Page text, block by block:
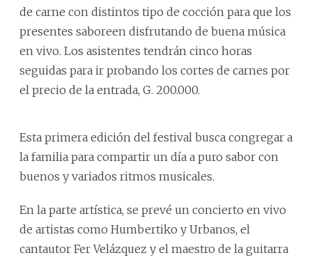
de carne con distintos tipo de cocción para que los
presentes saboreen disfrutando de buena música
en vivo. Los asistentes tendrán cinco horas
seguidas para ir probando los cortes de carnes por
el precio de la entrada, G. 200.000.
Esta primera edición del festival busca congregar a
la familia para compartir un día a puro sabor con
buenos y variados ritmos musicales.
En la parte artística, se prevé un concierto en vivo
de artistas como Humbertiko y Urbanos, el
cantautor Fer Velázquez y el maestro de la guitarra